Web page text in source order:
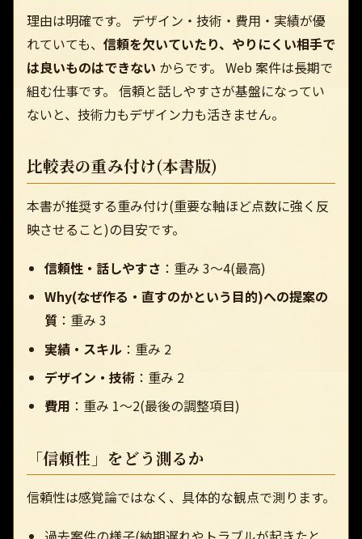
理由は明確です。 デザイン・技術・費用・実績が優
れていても、 信頼を欠いていたり、やりにくい相手で
は良いものはできない からです。 Web 案件は長期で
組む仕事です。 信頼と話しやすさが基盤になってい
ないと、技術力もデザイン力も活きません。
比較表の重み付け(本書版)
本書が推奨する重み付け(重要な軸ほど点数に強く反
映させること)の目安です。
信頼性・話しやすさ ：重み 3〜4(最高)
Why(なぜ作る・直すのかという目的)への提案の
質 ：重み 3
実績・スキル ：重み 2
デザイン・技術 ：重み 2
費用 ：重み 1〜2(最後の調整項目)
「信頼性」をどう測るか
信頼性は感覚論ではなく、具体的な観点で測ります。